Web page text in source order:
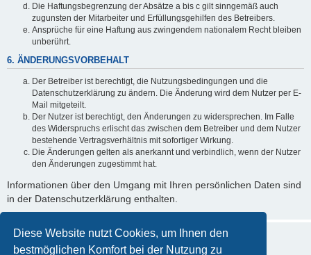
Diese Website nutzt Cookies, um Ihnen den
bestmöglichen Komfort bei der Nutzung zu
Die Haftungsbegrenzung der Absätze a bis c gilt sinngemäß auch
zugunsten der Mitarbeiter und Erfüllungsgehilfen des Betreibers.
Ansprüche für eine Haftung aus zwingendem nationalem Recht bleiben
unberührt.
6. ÄNDERUNGSVORBEHALT
Der Betreiber ist berechtigt, die Nutzungsbedingungen und die
Datenschutzerklärung zu ändern. Die Änderung wird dem Nutzer per E-
Mail mitgeteilt.
Der Nutzer ist berechtigt, den Änderungen zu widersprechen. Im Falle
des Widerspruchs erlischt das zwischen dem Betreiber und dem Nutzer
bestehende Vertragsverhältnis mit sofortiger Wirkung.
Die Änderungen gelten als anerkannt und verbindlich, wenn der Nutzer
den Änderungen zugestimmt hat.
Informationen über den Umgang mit Ihren persönlichen Daten sind
in der Datenschutzerklärung enthalten.